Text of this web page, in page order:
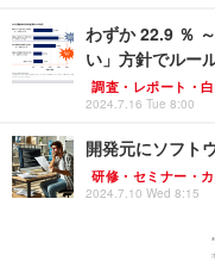
わずか 22.9 ％
い」方針でルー
調査・レポート・
2024.7.16 Tue 8:00
開発元にソフト
研修・セミナー・
2024.7.10 Wed 8:15